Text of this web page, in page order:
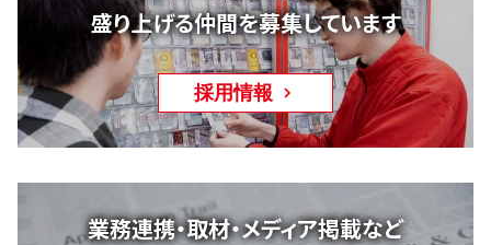
盛り上げる仲間を募集しています
採用情報
業務連携・取材・メディア掲載など